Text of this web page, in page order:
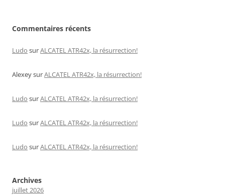
Commentaires récents
Ludo surALCATEL ATR42x, la résurrection!
AlexeysurALCATEL ATR42x, la résurrection!
Ludo surALCATEL ATR42x, la résurrection!
Ludo surALCATEL ATR42x, la résurrection!
Ludo surALCATEL ATR42x, la résurrection!
Archives
juillet 2026